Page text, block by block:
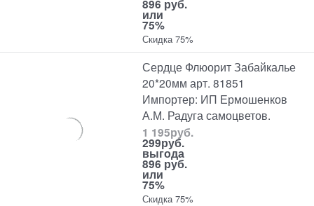
896 руб.
или
75%
Скидка 75%
Сердце Флюорит Забайкалье
20*20мм арт. 81851
Импортер: ИП Ермошенков
А.М. Радуга самоцветов.
1 195руб.
299руб.
выгода
896 руб.
или
75%
Скидка 75%